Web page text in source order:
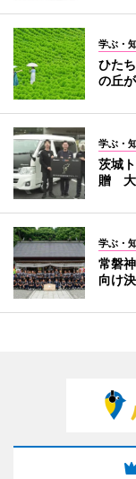
学ぶ・
ひた
の丘
学ぶ・
茨城
贈 大
学ぶ・
常磐
向け